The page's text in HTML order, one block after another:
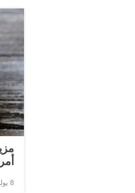
8 يوليو 2021, 19:55 GMT